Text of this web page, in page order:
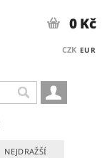
CZK EUR
0 Kč
NEJDRAŽŠÍ